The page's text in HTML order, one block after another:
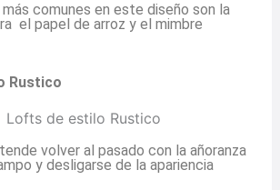
comunes en este diseño son la
el papel de arroz y el mimbre
Rustico
volver al pasado con la añoranza
y desligarse de la apariencia